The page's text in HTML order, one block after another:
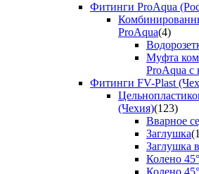
Фитинги ProAqua
ProAqua(4)
Муфта
ProAqua с
Фитинги FV-Plast
(Чехия)(123)
Вварное
Заглушка
Заглушка
Колено 45°
Колено